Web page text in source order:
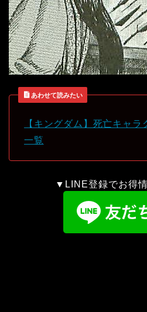
あわせて読みたい
【キングダム】死亡キャ
一覧
▼LINE登録でお得